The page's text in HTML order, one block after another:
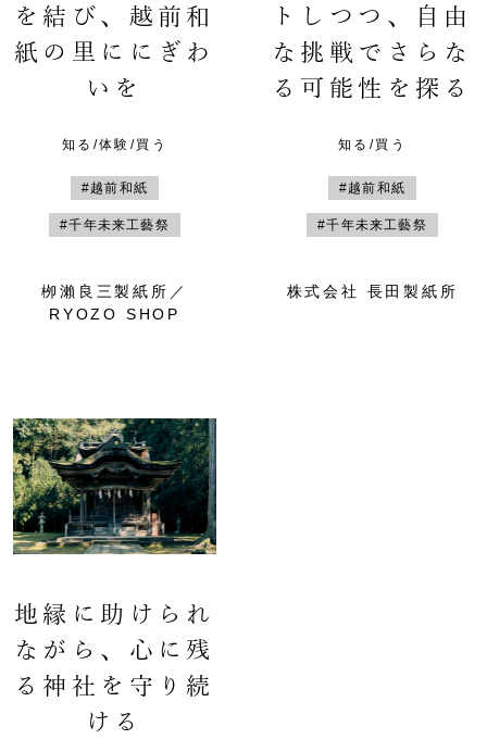
を結び、越前和
紙の里ににぎわ
いを
知る/体験/買う
#越前和紙
#千年未来工藝祭
栁瀨良三製紙所／
RYOZO SHOP
トしつつ、自由
な挑戦でさらな
る可能性を探る
知る/買う
#越前和紙
#千年未来工藝祭
株式会社 長田製紙所
地縁に助けられ
ながら、心に残
る神社を守り続
ける